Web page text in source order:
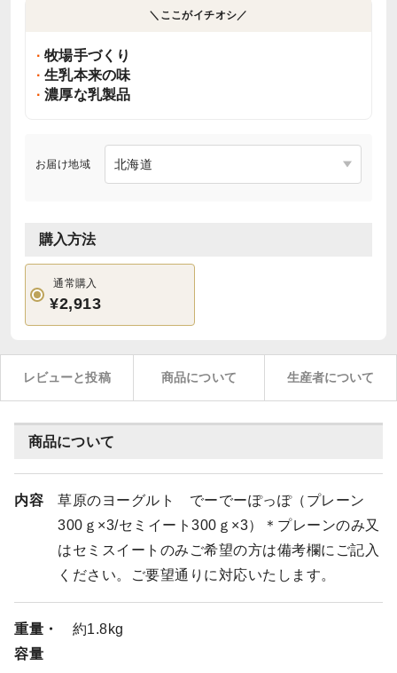
＼ここがイチオシ／
牧場手づくり
生乳本来の味
濃厚な乳製品
お届け地域
購入方法
通常購入
¥2,913
レビューと投稿 商品について 生産者について
商品について
内容
草原のヨーグルト でーでーぽっぽ（プレーン
300ｇ×3/セミイート300ｇ×3）＊プレーンのみ又
はセミスイートのみご希望の方は備考欄にご記入
ください。ご要望通りに対応いたします。
重量・
容量
約1.8kg